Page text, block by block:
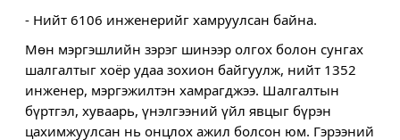
- Нийт 6106 инженерийг хамруулсан байна.
Мөн мэргэшлийн зэрэг шинээр олгох болон сунгах
шалгалтыг хоёр удаа зохион байгуулж, нийт 1352
инженер, мэргэжилтэн хамрагджээ. Шалгалтын
цахимжуулсан нь онцлох ажил болсон юм. Гэрээний